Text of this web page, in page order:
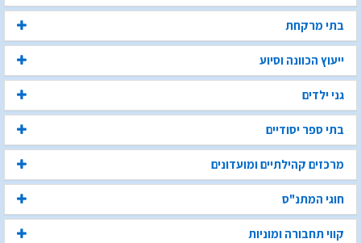
בתי מרקחת
ייעוץ הכוונה וסיוע
גני ילדים
בתי ספר יסודיים
מרכזים קהילתיים ומועדונים
חוגי המתנ"ס
קווי תחבורה ומוניות